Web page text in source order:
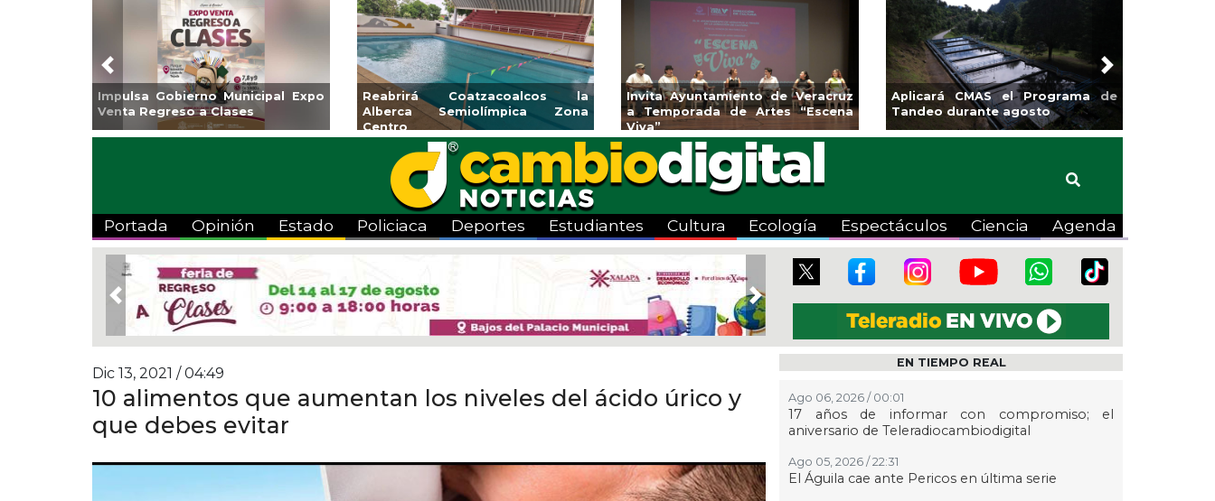
Guarniciones y banquetas para la
colonia El Mango en Pánuco
Emprendedores de Xalapa
exponen en Mercadito
Bicentenario
Coatzacoalcos impulsa la
halterofilia con la Copa Coyote
2026
Continúa Coatza Vive el Verano
2026 con cine, actividades
lúdicas y expo
Previous Next
Portada Opinión Estado Policiaca Deportes Estudiantes Cultura Ecología Espectáculos Ciencia Agenda
Previous Next
Dic 13, 2021 / 04:49
10 alimentos que aumentan los niveles del ácido úrico y
que debes evitar
EN TIEMPO REAL
Ago 06, 2026 / 00:01
17 años de informar con compromiso; el
aniversario de Teleradiocambiodigital
Ago 05, 2026 / 22:31
El Águila cae ante Pericos en última serie